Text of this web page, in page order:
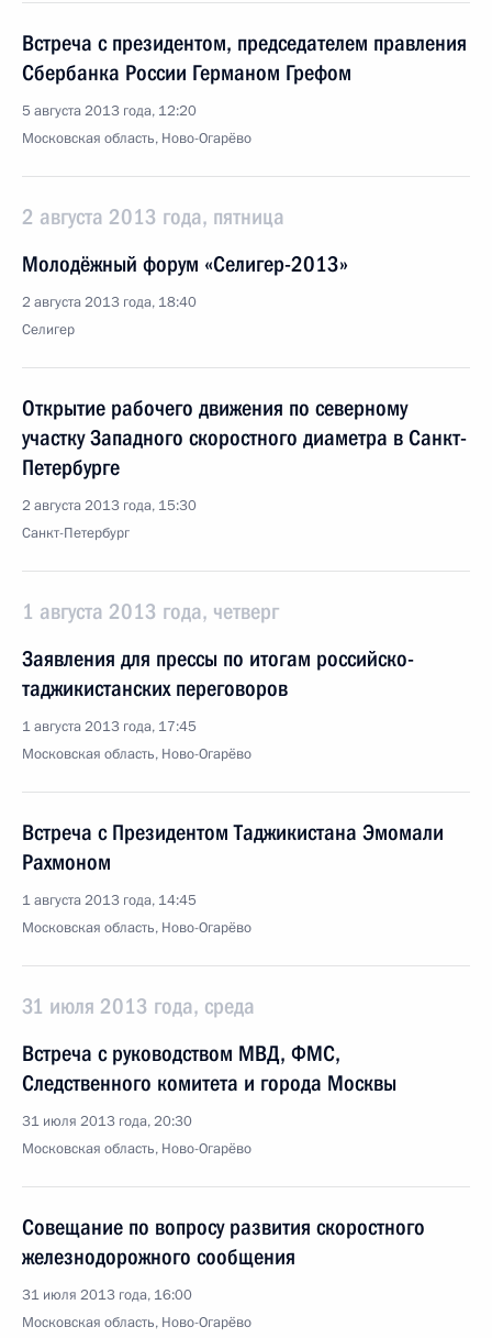
Встреча с президентом, председателем правления
Сбербанка России Германом Грефом
5 августа 2013 года, 12:20
Московская область, Ново-Огарёво
2 августа 2013 года, пятница
Молодёжный форум «Селигер-2013»
2 августа 2013 года, 18:40
Селигер
Открытие рабочего движения по северному
участку Западного скоростного диаметра в Санкт-
Петербурге
2 августа 2013 года, 15:30
Санкт-Петербург
1 августа 2013 года, четверг
Заявления для прессы по итогам российско-
таджикистанских переговоров
1 августа 2013 года, 17:45
Московская область, Ново-Огарёво
Встреча с Президентом Таджикистана Эмомали
Рахмоном
1 августа 2013 года, 14:45
Московская область, Ново-Огарёво
31 июля 2013 года, среда
Встреча с руководством МВД, ФМС,
Следственного комитета и города Москвы
31 июля 2013 года, 20:30
Московская область, Ново-Огарёво
Совещание по вопросу развития скоростного
железнодорожного сообщения
31 июля 2013 года, 16:00
Московская область, Ново-Огарёво